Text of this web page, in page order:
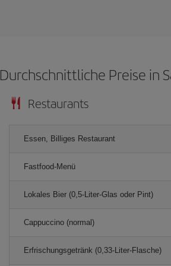
Durchschnittliche Preise in
Restaurants
Essen, Billiges Restaurant
Fastfood-Menü
Lokales Bier (0,5-Liter-Glas oder Pint)
Cappuccino (normal)
Erfrischungsgetränk (0,33-Liter-Flasche)